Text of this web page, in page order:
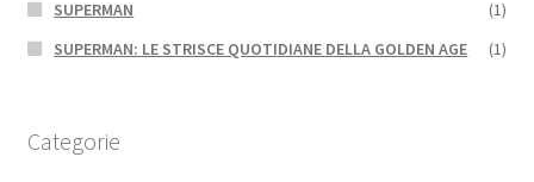
SUPERMAN
(1)
SUPERMAN: LE STRISCE QUOTIDIANE DELLA GOLDEN AGE
(1)
Categorie